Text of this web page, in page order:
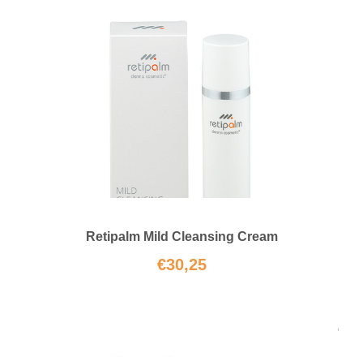
Retipalm Mild Cleansing Cream
€30,25